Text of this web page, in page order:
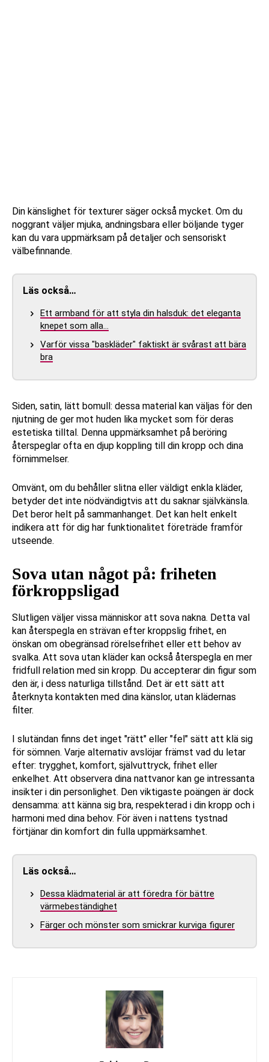
Din känslighet för texturer säger också mycket. Om du
noggrant väljer mjuka, andningsbara eller böljande tyger
kan du vara uppmärksam på detaljer och sensoriskt
välbefinnande.
Läs också…
Ett armband för att styla din halsduk: det eleganta
knepet som alla…
Varför vissa "baskläder" faktiskt är svårast att bära
bra
Siden, satin, lätt bomull: dessa material kan väljas för den
njutning de ger mot huden lika mycket som för deras
estetiska tilltal. Denna uppmärksamhet på beröring
återspeglar ofta en djup koppling till din kropp och dina
förnimmelser.
Omvänt, om du behåller slitna eller väldigt enkla kläder,
betyder det inte nödvändigtvis att du saknar självkänsla.
Det beror helt på sammanhanget. Det kan helt enkelt
indikera att för dig har funktionalitet företräde framför
utseende.
Sova utan något på: friheten
förkroppsligad
Slutligen väljer vissa människor att sova nakna. Detta val
kan återspegla en strävan efter kroppslig frihet, en
önskan om obegränsad rörelsefrihet eller ett behov av
svalka. Att sova utan kläder kan också återspegla en mer
fridfull relation med sin kropp. Du accepterar din figur som
den är, i dess naturliga tillstånd. Det är ett sätt att
återknyta kontakten med dina känslor, utan klädernas
filter.
I slutändan finns det inget "rätt" eller "fel" sätt att klä sig
för sömnen. Varje alternativ avslöjar främst vad du letar
efter: trygghet, komfort, självuttryck, frihet eller
enkelhet. Att observera dina nattvanor kan ge intressanta
insikter i din personlighet. Den viktigaste poängen är dock
densamma: att känna sig bra, respekterad i din kropp och i
harmoni med dina behov. För även i nattens tystnad
förtjänar din komfort din fulla uppmärksamhet.
Läs också…
Dessa klädmaterial är att föredra för bättre
värmebeständighet
Färger och mönster som smickrar kurviga figurer